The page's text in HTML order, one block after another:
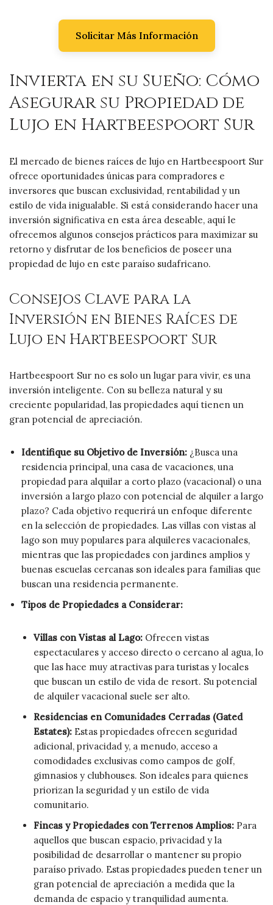
Solicitar Más Información
Invierta en su Sueño: Cómo
Asegurar su Propiedad de
Lujo en Hartbeespoort Sur
El mercado de bienes raíces de lujo en Hartbeespoort Sur
ofrece oportunidades únicas para compradores e
inversores que buscan exclusividad, rentabilidad y un
estilo de vida inigualable. Si está considerando hacer una
inversión significativa en esta área deseable, aquí le
ofrecemos algunos consejos prácticos para maximizar su
retorno y disfrutar de los beneficios de poseer una
propiedad de lujo en este paraíso sudafricano.
Consejos Clave para la
Inversión en Bienes Raíces de
Lujo en Hartbeespoort Sur
Hartbeespoort Sur no es solo un lugar para vivir, es una
inversión inteligente. Con su belleza natural y su
creciente popularidad, las propiedades aquí tienen un
gran potencial de apreciación.
Identifique su Objetivo de Inversión: ¿Busca una
residencia principal, una casa de vacaciones, una
propiedad para alquilar a corto plazo (vacacional) o una
inversión a largo plazo con potencial de alquiler a largo
plazo? Cada objetivo requerirá un enfoque diferente
en la selección de propiedades. Las villas con vistas al
lago son muy populares para alquileres vacacionales,
mientras que las propiedades con jardines amplios y
buenas escuelas cercanas son ideales para familias que
buscan una residencia permanente.
Tipos de Propiedades a Considerar:
Villas con Vistas al Lago: Ofrecen vistas
espectaculares y acceso directo o cercano al agua, lo
que las hace muy atractivas para turistas y locales
que buscan un estilo de vida de resort. Su potencial
de alquiler vacacional suele ser alto.
Residencias en Comunidades Cerradas (Gated
Estates): Estas propiedades ofrecen seguridad
adicional, privacidad y, a menudo, acceso a
comodidades exclusivas como campos de golf,
gimnasios y clubhouses. Son ideales para quienes
priorizan la seguridad y un estilo de vida
comunitario.
Fincas y Propiedades con Terrenos Amplios: Para
aquellos que buscan espacio, privacidad y la
posibilidad de desarrollar o mantener su propio
paraíso privado. Estas propiedades pueden tener un
gran potencial de apreciación a medida que la
demanda de espacio y tranquilidad aumenta.